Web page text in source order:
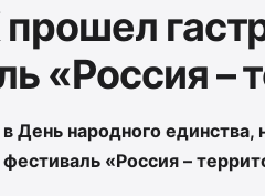
«Россия –
в День народного
«Россия –